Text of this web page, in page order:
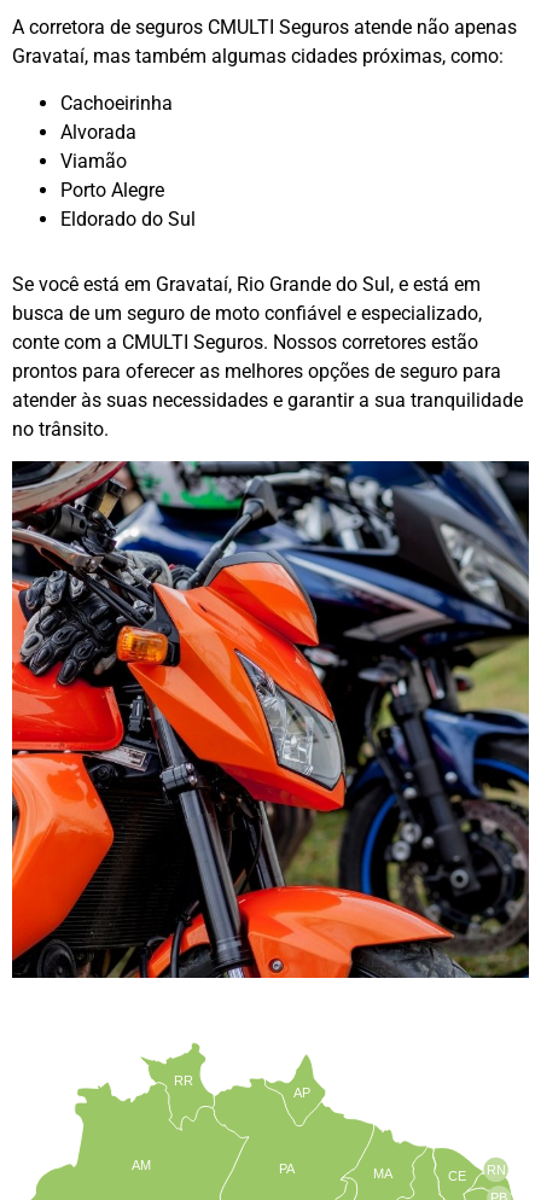
A corretora de seguros CMULTI Seguros atende não apenas
Gravataí, mas também algumas cidades próximas, como:
Cachoeirinha
Alvorada
Viamão
Porto Alegre
Eldorado do Sul
Se você está em Gravataí, Rio Grande do Sul, e está em
busca de um seguro de moto confiável e especializado,
conte com a CMULTI Seguros. Nossos corretores estão
prontos para oferecer as melhores opções de seguro para
atender às suas necessidades e garantir a sua tranquilidade
no trânsito.
RN
CE
MA
AP
PA
RR
AM